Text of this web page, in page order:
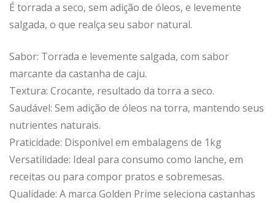
É torrada a seco, sem adição de óleos, e levemente
salgada, o que realça seu sabor natural.
Sabor: Torrada e levemente salgada, com sabor
marcante da castanha de caju.
Textura: Crocante, resultado da torra a seco.
Saudável: Sem adição de óleos na torra, mantendo seus
nutrientes naturais.
Praticidade: Disponível em embalagens de 1kg
Versatilidade: Ideal para consumo como lanche, em
receitas ou para compor pratos e sobremesas.
Qualidade: A marca Golden Prime seleciona castanhas